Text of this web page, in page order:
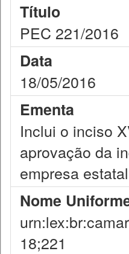
Título
PEC 221/2016
Data
18/05/2016
Ementa
Inclui o inciso
aprovação da
empresa
Nome
18;221